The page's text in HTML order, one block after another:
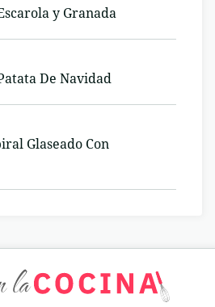
y Granada
De Navidad
Glaseado Con